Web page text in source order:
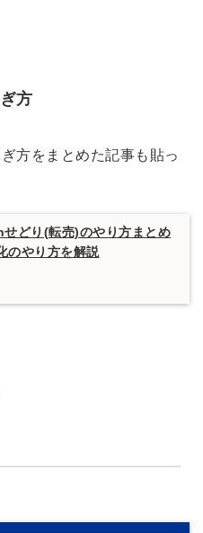
方
方をまとめた記事も貼っ
どり(転売)のやり方まとめ
のやり方を解説